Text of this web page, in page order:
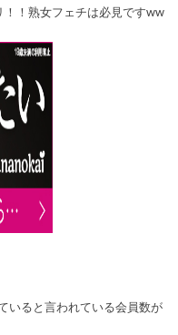
！ 熟女フェチは必見ですww
いると言われている会員数が